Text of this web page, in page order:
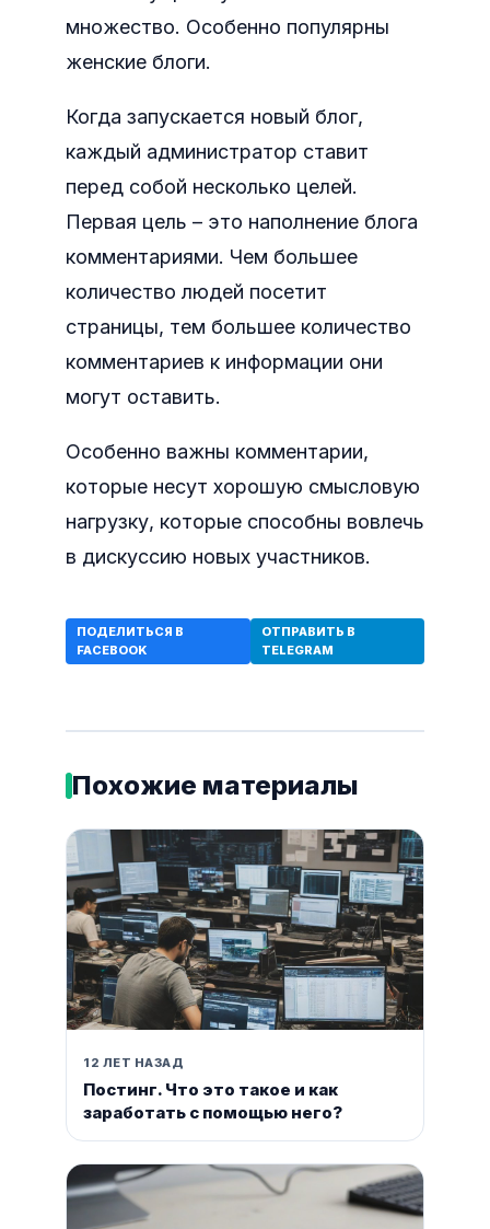
множество. Особенно популярны
женские блоги.
Когда запускается новый блог,
каждый администратор ставит
перед собой несколько целей.
Первая цель – это наполнение блога
комментариями. Чем большее
количество людей посетит
страницы, тем большее количество
комментариев к информации они
могут оставить.
Особенно важны комментарии,
которые несут хорошую смысловую
нагрузку, которые способны вовлечь
в дискуссию новых участников.
ПОДЕЛИТЬСЯ В
FACEBOOK
ОТПРАВИТЬ В
TELEGRAM
Похожие материалы
12 ЛЕТ НАЗАД
Постинг. Что это такое и как
заработать с помощью него?